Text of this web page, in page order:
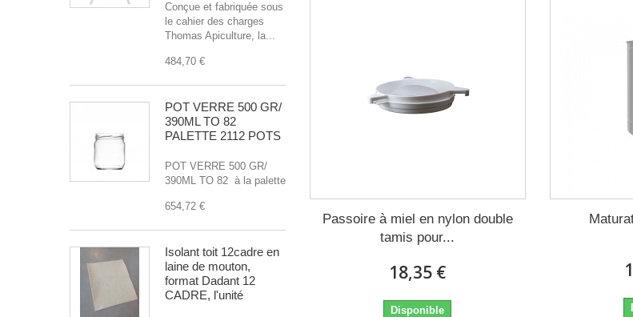
Conçue et fabriquée sous
le cahier des charges
Thomas Apiculture, la...
484,70 €
POT VERRE 500 GR/
390ML TO 82
PALETTE 2112 POTS
POT VERRE 500 GR/
390ML TO 82 à la palette
654,72 €
Isolant toit 12cadre en
laine de mouton,
format Dadant 12
CADRE, l'unité
Passoire à miel en nylon double
tamis pour...
18,35 €
Disponible